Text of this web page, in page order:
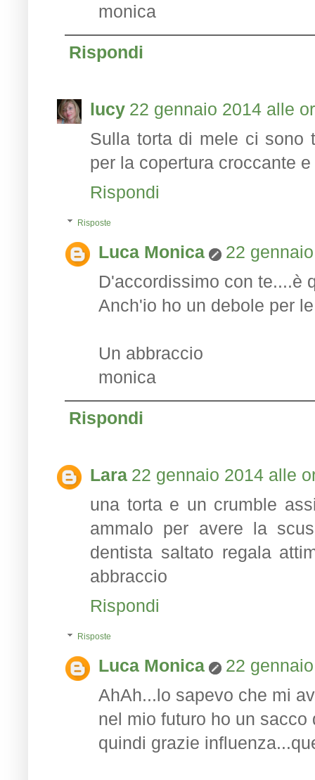
monica
Rispondi
lucy 22 gennaio 2014 alle
Sulla torta di mele ci sono
per la copertura croccante
Rispondi
Risposte
Luca Monica
22
D'accordissimo con te....è
Anch'io ho un debole per
Un abbraccio
monica
Rispondi
Lara 22 gennaio 2014 alle
una torta e un crumble
ammalo per avere la
dentista saltato regala
abbraccio
Rispondi
Risposte
Luca Monica
22
AhAh...lo sapevo che mi
nel mio futuro ho un
quindi grazie